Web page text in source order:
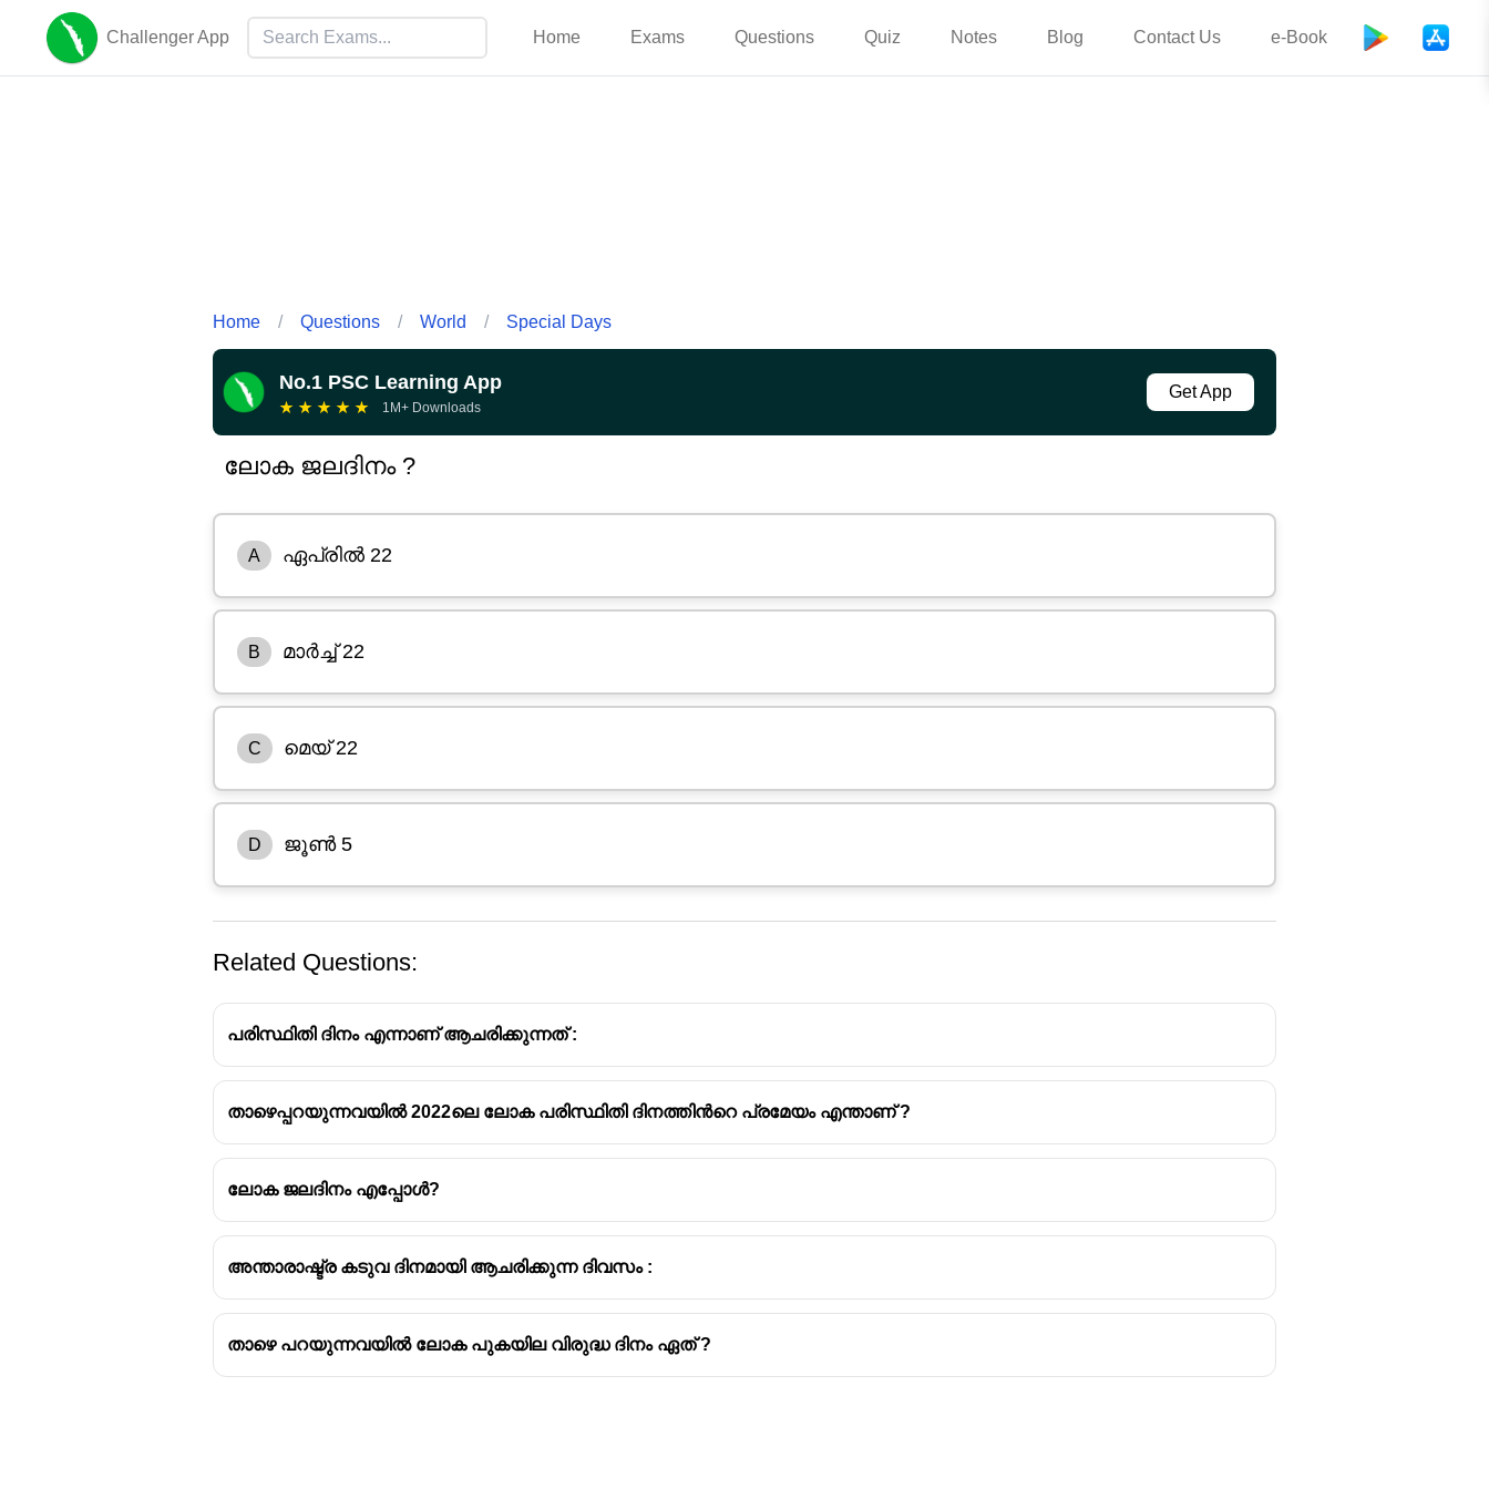
Challenger App Home Exams Questions Quiz Notes Blog Contact Us e-Book
Home / Questions / World / Special Days
No.1 PSC Learning App
★ ★ ★ ★ ★ 1M+ Downloads
Get App
ലോക ജലദിനം ?
A ഏപ്രിൽ 22
B മാർച്ച് 22
C മെയ് 22
D ജൂൺ 5
Related Questions:
പരിസ്ഥിതി ദിനം എന്നാണ് ആചരിക്കുന്നത് :
താഴെപ്പറയുന്നവയിൽ 2022ലെ ലോക പരിസ്ഥിതി ദിനത്തിൻറെ പ്രമേയം എന്താണ് ?
ലോക ജലദിനം എപ്പോൾ?
അന്താരാഷ്ട്ര കടുവ ദിനമായി ആചരിക്കുന്ന ദിവസം :
താഴെ പറയുന്നവയിൽ ലോക പുകയില വിരുദ്ധ ദിനം ഏത് ?